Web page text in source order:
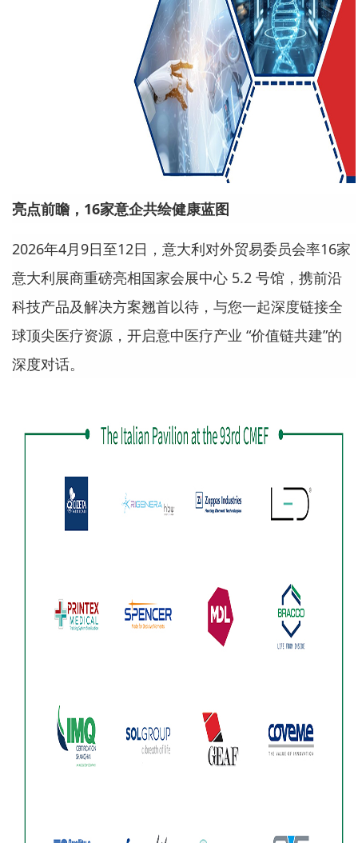
亮点前瞻，16家意企共绘健康蓝图
2026年4月9日至12日，意大利对外贸易委员会率16家
意大利展商重磅亮相国家会展中心 5.2 号馆，携前沿
科技产品及解决方案翘首以待，与您一起深度链接全
球顶尖医疗资源，开启意中医疗产业 “价值链共建”的
深度对话。